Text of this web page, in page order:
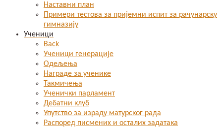
Наставни план
Примери тестова за пријемни испит за рачунарску
гимназију
Ученици
Back
Ученици генерације
Одељења
Награде за ученике
Такмичења
Ученички парламент
Дебатни клуб
Упутство за израду матурског рада
Распоред писмених и осталих задатака